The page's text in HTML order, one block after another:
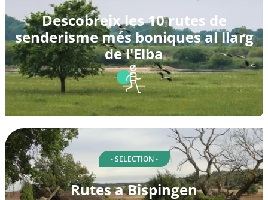
Descobreix les 10 rutes de
senderisme més boniques al llarg
de l'Elba
- SELECTION -
Rutes a Bispingen